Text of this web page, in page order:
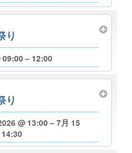
り
09:00 – 12:00
り
@ 13:00 – 7月 15